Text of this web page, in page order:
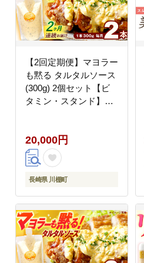
【2回定期便】マヨラー
も黙る タルタルソース
(300g) 2個セット【ビ
タミン・スタンド】
20,000円
長崎県 川棚町